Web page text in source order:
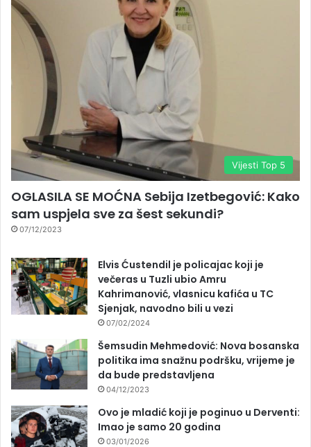
Vijesti Top 5
OGLASILA SE MOĆNA Sebija Izetbegović: Kako
sam uspjela sve za šest sekundi?
07/12/2023
Elvis Ćustendil je policajac koji je
večeras u Tuzli ubio Amru
Kahrimanović, vlasnicu kafića u TC
Sjenjak, navodno bili u vezi
07/02/2024
Šemsudin Mehmedović: Nova bosanska
politika ima snažnu podršku, vrijeme je
da bude predstavljena
04/12/2023
Ovo je mladić koji je poginuo u Derventi:
Imao je samo 20 godina
03/01/2026